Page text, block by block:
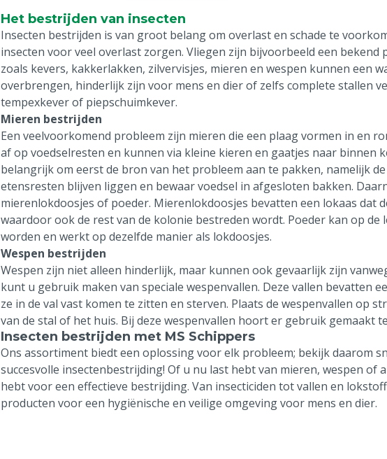
Het bestrijden van insecten
Insecten bestrijden is van groot belang om overlast en schade te
insecten voor veel overlast zorgen. Vliegen zijn bijvoorbeeld een
zoals kevers, kakkerlakken, zilvervisjes, mieren en wespen kunnen een
overbrengen, hinderlijk zijn voor mens en dier of zelfs complete stallen
tempexkever of piepschuimkever.
Mieren bestrijden
Een veelvoorkomend probleem zijn mieren die een plaag vormen in en
af op voedselresten en kunnen via kleine kieren en gaatjes naar binnen
belangrijk om eerst de bron van het probleem aan te pakken, namelijk
etensresten blijven liggen en bewaar voedsel in afgesloten bakken.
mierenlokdoosjes of poeder. Mierenlokdoosjes bevatten een lokaas dat
waardoor ook de rest van de kolonie bestreden wordt. Poeder kan op
worden en werkt op dezelfde manier als lokdoosjes.
Wespen bestrijden
Wespen zijn niet alleen hinderlijk, maar kunnen ook gevaarlijk zijn
kunt u gebruik maken van speciale wespenvallen. Deze vallen bevatten
ze in de val vast komen te zitten en sterven. Plaats de wespenvallen op
van de stal of het huis. Bij deze wespenvallen hoort er gebruik gemaakt
Insecten bestrijden met MS Schippers
Ons assortiment biedt een oplossing voor elk probleem; bekijk daarom
succesvolle insectenbestrijding! Of u nu last hebt van mieren, wespen of
hebt voor een effectieve bestrijding. Van insecticiden tot vallen en
producten voor een hygiënische en veilige omgeving voor mens en dier.